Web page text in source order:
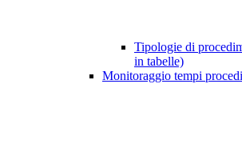
Tipologie di
in tabelle)
Monitoraggio tempi